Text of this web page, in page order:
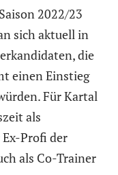
2022/23
sich aktuell in
die
einen Einstieg
Für Kartal
als
Profi der
als Co-Trainer